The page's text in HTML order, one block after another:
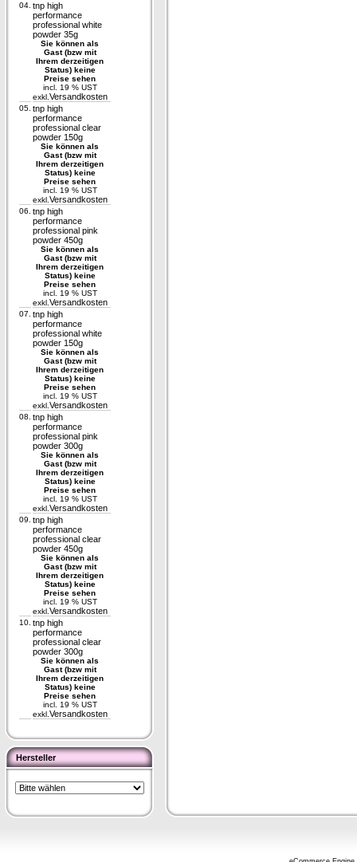
04. tnp high
performance
professional white
powder 35g
Sie können als
Gast (bzw mit
Ihrem derzeitigen
Status) keine
Preise sehen
incl. 19 % UST
exkl. Versandkosten
05. tnp high
performance
professional clear
powder 150g
Sie können als
Gast (bzw mit
Ihrem derzeitigen
Status) keine
Preise sehen
incl. 19 % UST
exkl. Versandkosten
06. tnp high
performance
professional pink
powder 450g
Sie können als
Gast (bzw mit
Ihrem derzeitigen
Status) keine
Preise sehen
incl. 19 % UST
exkl. Versandkosten
07. tnp high
performance
professional white
powder 150g
Sie können als
Gast (bzw mit
Ihrem derzeitigen
Status) keine
Preise sehen
incl. 19 % UST
exkl. Versandkosten
08. tnp high
performance
professional pink
powder 300g
Sie können als
Gast (bzw mit
Ihrem derzeitigen
Status) keine
Preise sehen
incl. 19 % UST
exkl. Versandkosten
09. tnp high
performance
professional clear
powder 450g
Sie können als
Gast (bzw mit
Ihrem derzeitigen
Status) keine
Preise sehen
incl. 19 % UST
exkl. Versandkosten
10. tnp high
performance
professional clear
powder 300g
Sie können als
Gast (bzw mit
Ihrem derzeitigen
Status) keine
Preise sehen
incl. 19 % UST
exkl. Versandkosten
Hersteller